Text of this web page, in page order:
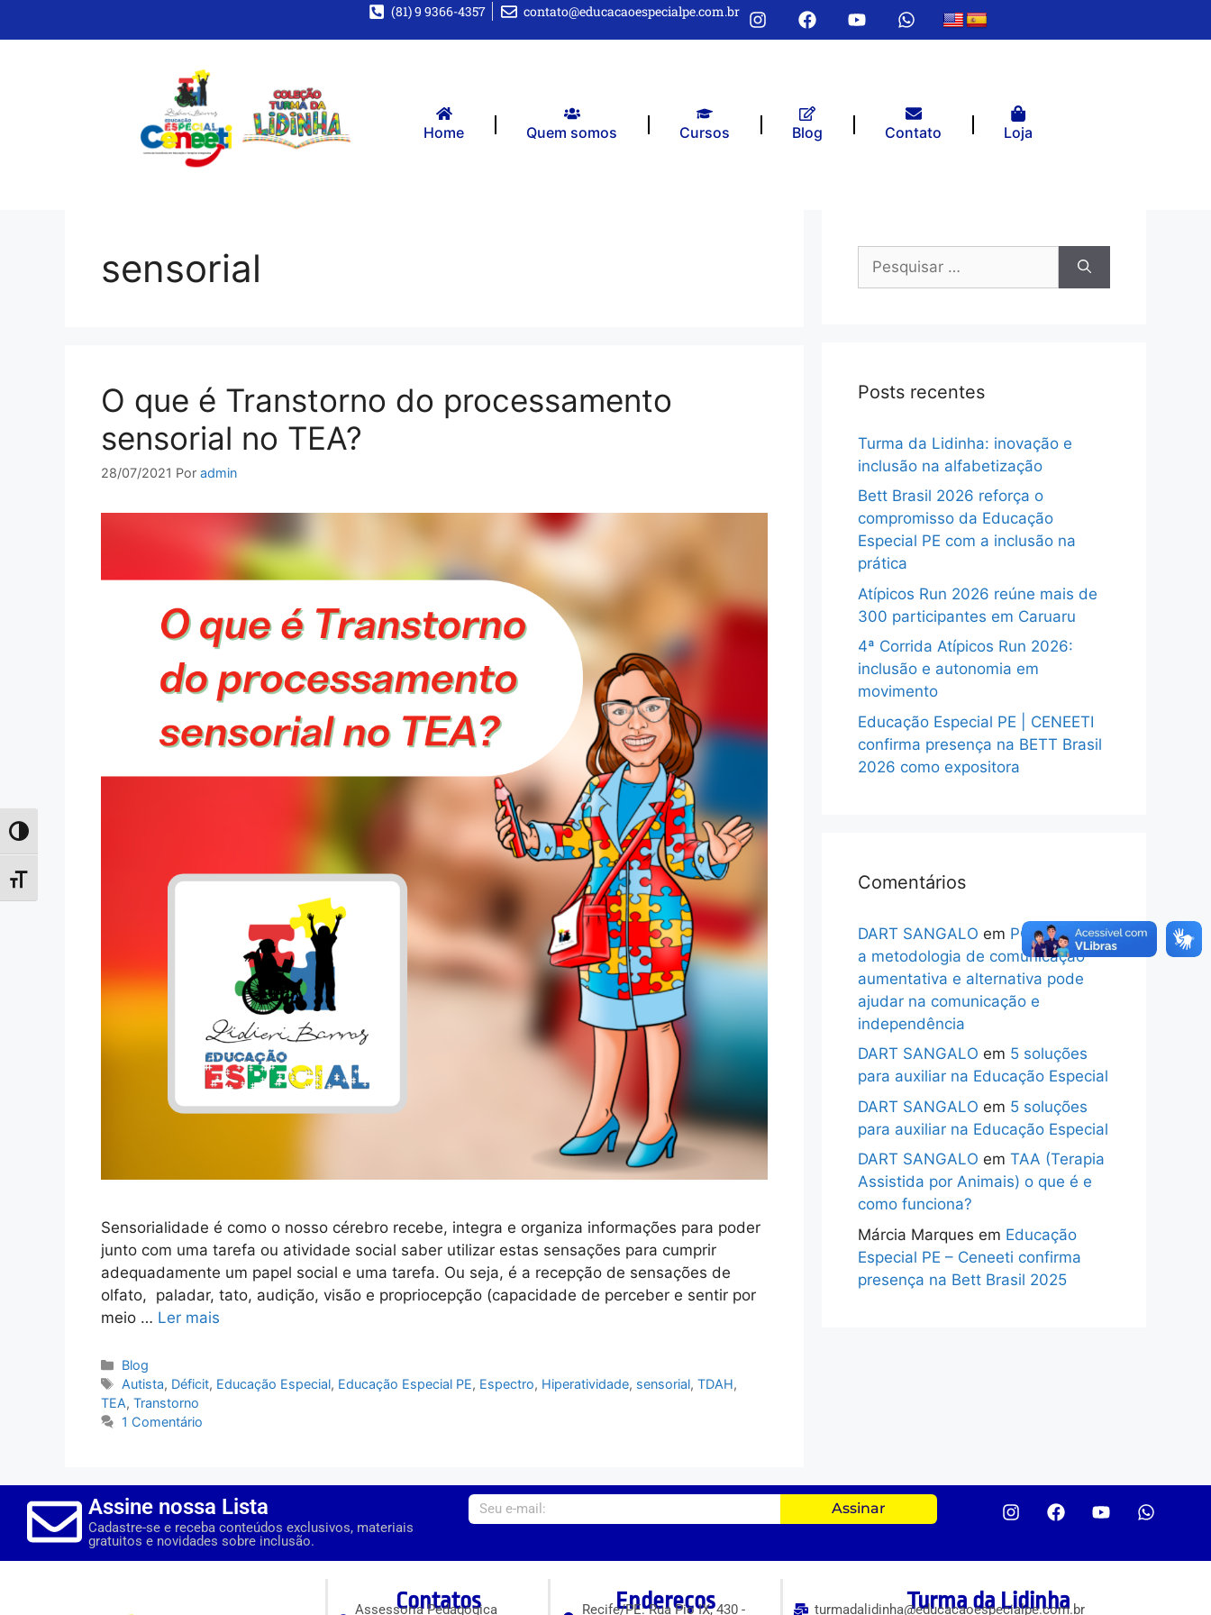
Toggle High Contrast
Toggle Font size
(81) 9 9366-4357 contato@educacaoespecialpe.com.br
Home Quem somos Cursos Blog Contato Loja
sensorial
O que é Transtorno do processamento
sensorial no TEA?
28/07/2021 Por admin
Sensorialidade é como o nosso cérebro recebe, integra e organiza informações para poder
junto com uma tarefa ou atividade social saber utilizar estas sensações para cumprir
adequadamente um papel social e uma tarefa. Ou seja, é a recepção de sensações de
olfato, paladar, tato, audição, visão e propriocepção (capacidade de perceber e sentir por
meio … Ler mais
Blog
Autista, Déficit, Educação Especial, Educação Especial PE, Espectro, Hiperatividade, sensorial,TDAH,
TEA, Transtorno
1 Comentário
Posts recentes
Turma da Lidinha: inovação e
inclusão na alfabetização
Bett Brasil 2026 reforça o
compromisso da Educação
Especial PE com a inclusão na
prática
Atípicos Run 2026 reúne mais de
300 participantes em Caruaru
4ª Corrida Atípicos Run 2026:
inclusão e autonomia em
movimento
Educação Especial PE | CENEETI
confirma presença na BETT Brasil
2026 como expositora
Comentários
DART SANGALO em PODD: Como
a metodologia de comunicação
aumentativa e alternativa pode
ajudar na comunicação e
independência
DART SANGALO em 5 soluções
para auxiliar na Educação Especial
DART SANGALO em 5 soluções
para auxiliar na Educação Especial
DART SANGALO em TAA (Terapia
Assistida por Animais) o que é e
como funciona?
Márcia Marques em Educação
Especial PE – Ceneeti confirma
presença na Bett Brasil 2025
Assine nossa Lista
Cadastre-se e receba conteúdos exclusivos, materiais
gratuitos e novidades sobre inclusão.
Assinar
Contatos
Assessoria Pedagógica Endereços
Recife/PE: Rua Pio IX, 430 - Turma da Lidinha
turmadalidinha@educacaoespecialpe.com.br